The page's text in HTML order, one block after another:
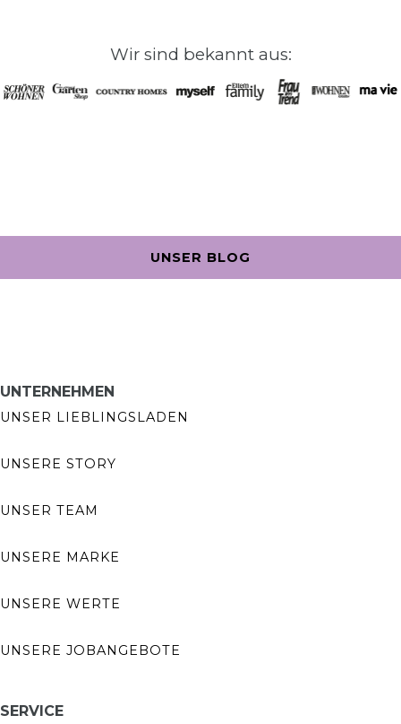
Wir sind bekannt aus:
UNSER BLOG
UNTERNEHMEN
UNSER LIEBLINGSLADEN
UNSERE STORY
UNSER TEAM
UNSERE MARKE
UNSERE WERTE
UNSERE JOBANGEBOTE
SERVICE